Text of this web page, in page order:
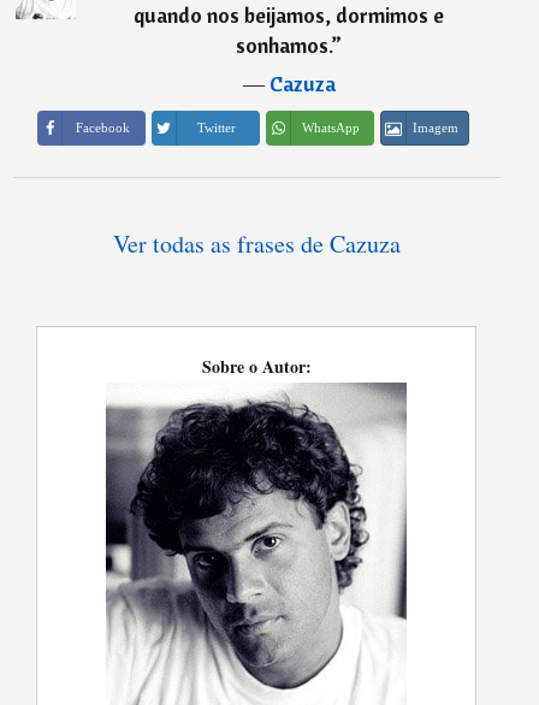
quando nos beijamos, dormimos e
sonhamos.”
―Cazuza
Facebook Twitter WhatsApp Imagem
Ver todas as frases de Cazuza
Sobre o Autor: